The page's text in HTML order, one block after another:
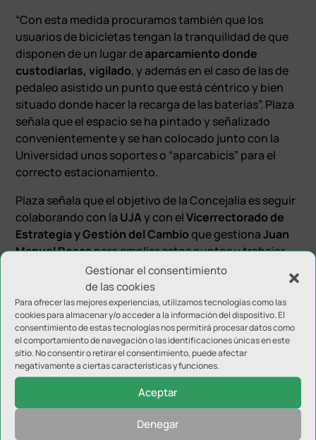
Gestionar el consentimiento
de las cookies
Para ofrecer las mejores experiencias, utilizamos tecnologías como las
cookies para almacenar y/o acceder a la información del dispositivo. El
consentimiento de estas tecnologías nos permitirá procesar datos como
el comportamiento de navegación o las identificaciones únicas en este
sitio. No consentir o retirar el consentimiento, puede afectar
negativamente a ciertas características y funciones.
Aceptar
Denegar
“Con esta medida procuramos también que los
usuarios de bicicletas tengan la tranquilidad de que
disponen de un lugar deaparcamiento donde
custodiarlas, vigilado, y además en el caso de las de
pedaleo asistido un punto que está céntrico y bien
situado donde hacer la recarga de las baterías”. Plaza
señala que el espacio se ha pintado y señalizado
convenientemente y se han colocado junto con la
Universidad unos soportes o “aparcabicis” para el
correcto estacionamiento.
Plaza señala que el objetivo de la Concejalía es seguir
colaborando con la UJAy con elVicerrectorado de
Estrategia y Gestión del Cambioque gestionaJuan
ManuelRosaspara ampliar estos puntos y trabajar
en la delimitación y normalización de itinerarios para
el uso de la bici, como el que uniría el campus de Las
Lagunillas con el centro de la ciudad a través del
Bulevar.